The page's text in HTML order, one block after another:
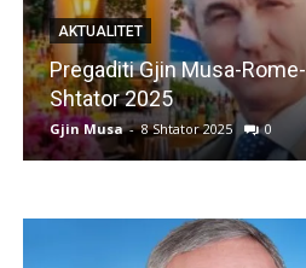
AKTUALITET
Pregaditi Gjin Musa-Rome-
Shtator 2025
Gjin Musa - 8 Shtator 2025 0